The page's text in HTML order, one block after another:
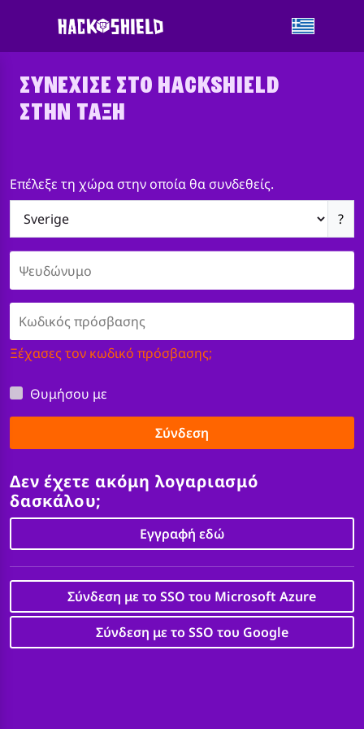
ΣΥΝΈΧΙΣΕ ΣΤΟ HACKSHIELD
ΣΤΗΝ ΤΆΞΗ
Επέλεξε τη χώρα στην οποία θα συνδεθείς.
?
Ξέχασες τον κωδικό πρόσβασης;
Θυμήσου με
Σύνδεση
Δεν έχετε ακόμη λογαριασμό
δασκάλου;
Εγγραφή εδώ
Σύνδεση με το SSO του Microsoft Azure
Σύνδεση με το SSO του Google